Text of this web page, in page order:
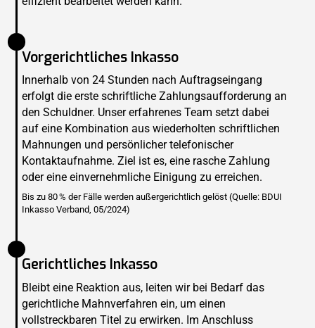
Vorgerichtliches Inkasso
Innerhalb von 24 Stunden nach Auftragseingang
erfolgt die erste schriftliche Zahlungsaufforderung an
den Schuldner. Unser erfahrenes Team setzt dabei
auf eine Kombination aus wiederholten schriftlichen
Mahnungen und persönlicher telefonischer
Kontaktaufnahme. Ziel ist es, eine rasche Zahlung
oder eine einvernehmliche Einigung zu erreichen.
Bis zu 80 % der Fälle werden außergerichtlich gelöst (Quelle: BDUI
Inkasso Verband, 05/2024)
Gerichtliches Inkasso
Bleibt eine Reaktion aus, leiten wir bei Bedarf das
gerichtliche Mahnverfahren ein, um einen
vollstreckbaren Titel zu erwirken. Im Anschluss